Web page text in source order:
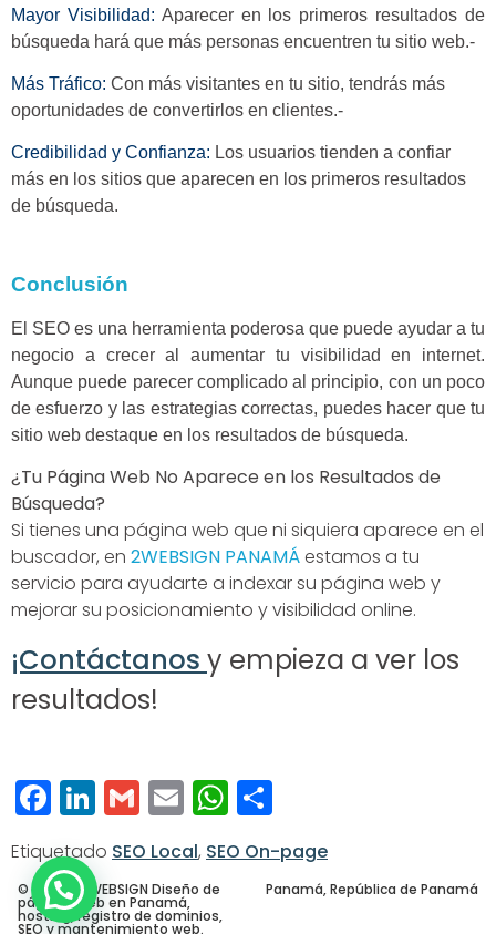
Mayor Visibilidad: Aparecer en los primeros resultados de
búsqueda hará que más personas encuentren tu sitio web.-
Más Tráfico: Con más visitantes en tu sitio, tendrás más
oportunidades de convertirlos en clientes.-
Credibilidad y Confianza: Los usuarios tienden a confiar
más en los sitios que aparecen en los primeros resultados
de búsqueda.
Conclusión
El SEO es una herramienta poderosa que puede ayudar a tu
negocio a crecer al aumentar tu visibilidad en internet.
Aunque puede parecer complicado al principio, con un poco
de esfuerzo y las estrategias correctas, puedes hacer que tu
sitio web destaque en los resultados de búsqueda.
¿Tu Página Web No Aparece en los Resultados de
Búsqueda?
Si tienes una página web que ni siquiera aparece en el
buscador, en 2WEBSIGN PANAMÁestamos a tu
servicio para ayudarte a indexar su página web y
mejorar su posicionamiento y visibilidad online.
¡Contáctanos y empieza a ver los
resultados!
Facebook
LinkedIn
Gmail
EmailWhatsApp
Etiquetado SEO Local, SEO On-page
© 2026 – 2WEBSIGN Diseño de
páginas web en Panamá,
hosting, registro de dominios,
SEO y mantenimiento web.
Panamá, República de Panamá